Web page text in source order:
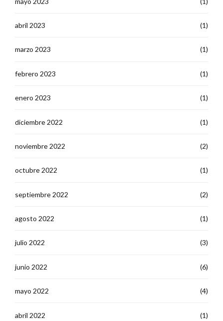
abril 2023 (1)
marzo 2023 (1)
febrero 2023 (1)
enero 2023 (1)
diciembre 2022 (1)
noviembre 2022 (2)
octubre 2022 (1)
septiembre 2022 (2)
agosto 2022 (1)
julio 2022 (3)
junio 2022 (6)
mayo 2022 (4)
abril 2022 (1)